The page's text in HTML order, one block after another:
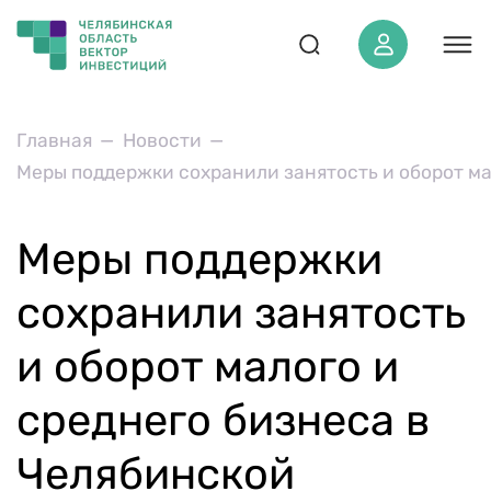
О регионе
ОЭЗ «‎Южноуральская»‎
Проекты
Инвестиционная карта
Экспертам АСИ
Новости
Медиаматериалы
Главная
Новости
Меры поддержки сохранили занятость и оборот
Меры поддержки
сохранили занятость
и оборот малого и
среднего бизнеса в
Челябинской